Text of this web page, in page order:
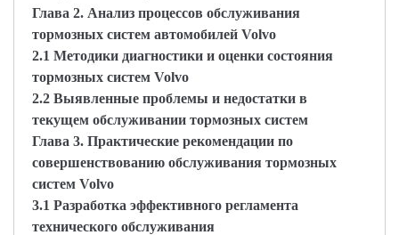
Глава 2. Анализ процессов обслуживания
тормозных систем автомобилей Volvo
2.1 Методики диагностики и оценки состояния
тормозных систем Volvo
2.2 Выявленные проблемы и недостатки в
текущем обслуживании тормозных систем
Глава 3. Практические рекомендации по
совершенствованию обслуживания тормозных
систем Volvo
3.1 Разработка эффективного регламента
технического обслуживания